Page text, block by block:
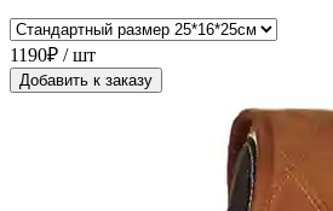
1190₽ / шт
Добавить к заказу